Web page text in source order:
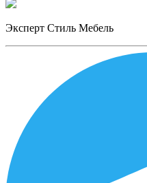
Эксперт Стиль Мебель